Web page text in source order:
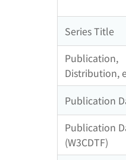
Series Title
Publication,
Distribution,
Publication
Publication
(W3CDTF)